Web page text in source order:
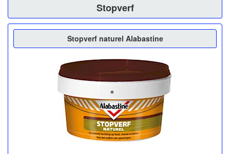
Stopverf
Stopverf naturel Alabastine